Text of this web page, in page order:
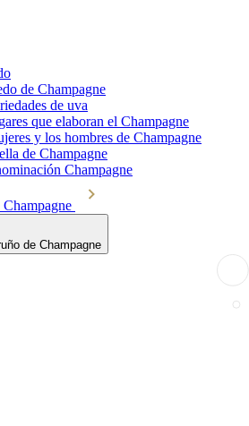
de Champagne
de uva
que elaboran el Champagne
y los hombres de Champagne
de Champagne
Champagne
de Champagne